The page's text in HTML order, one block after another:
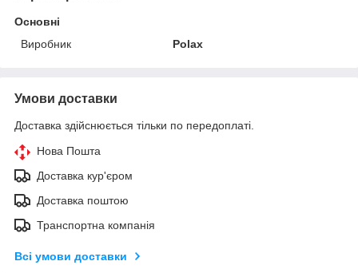
Основні
Виробник
Polax
Умови доставки
Доставка здійснюється тільки по передоплаті.
Нова Пошта
Доставка кур'єром
Доставка поштою
Транспортна компанія
Всі умови доставки